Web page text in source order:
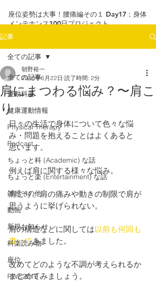
座位姿勢は大事！腰痛編その１ Day17；身体
メンテナンス100日プロジェクト
記事
全ての記事
運動科楽
健康運動情報
Physical Therapy
Podcast
ちょっと科 (Academic) な話
ちょっと楽 (Entertainment) な話
雑感その他
動画
新規お知らせ
科楽読み物
座位
RWC2019
全ての記事
肩にまつわる悩み？〜肩こ
り
朝野裕一
2018年6月22日 読了時間: 2分
日々の生活で身体について色々な悩
み・問題を抱えることはよくあると
思います。
例えば肩に関する様々な悩み。
肩こり、肩の痛みや動きの制限で肩が
思うように挙げられない。
肩の構造などに関しては以前も何回も
書いてきました。
改めてどのような不調が考えられるか
まとめてみましょう。